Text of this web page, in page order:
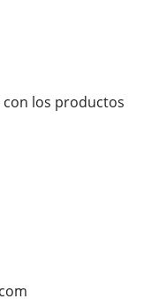
los productos